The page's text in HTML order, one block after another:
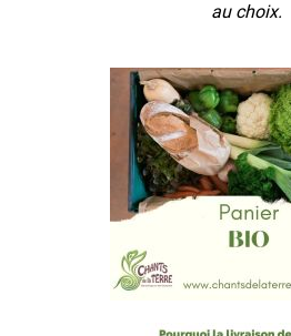
au choix.